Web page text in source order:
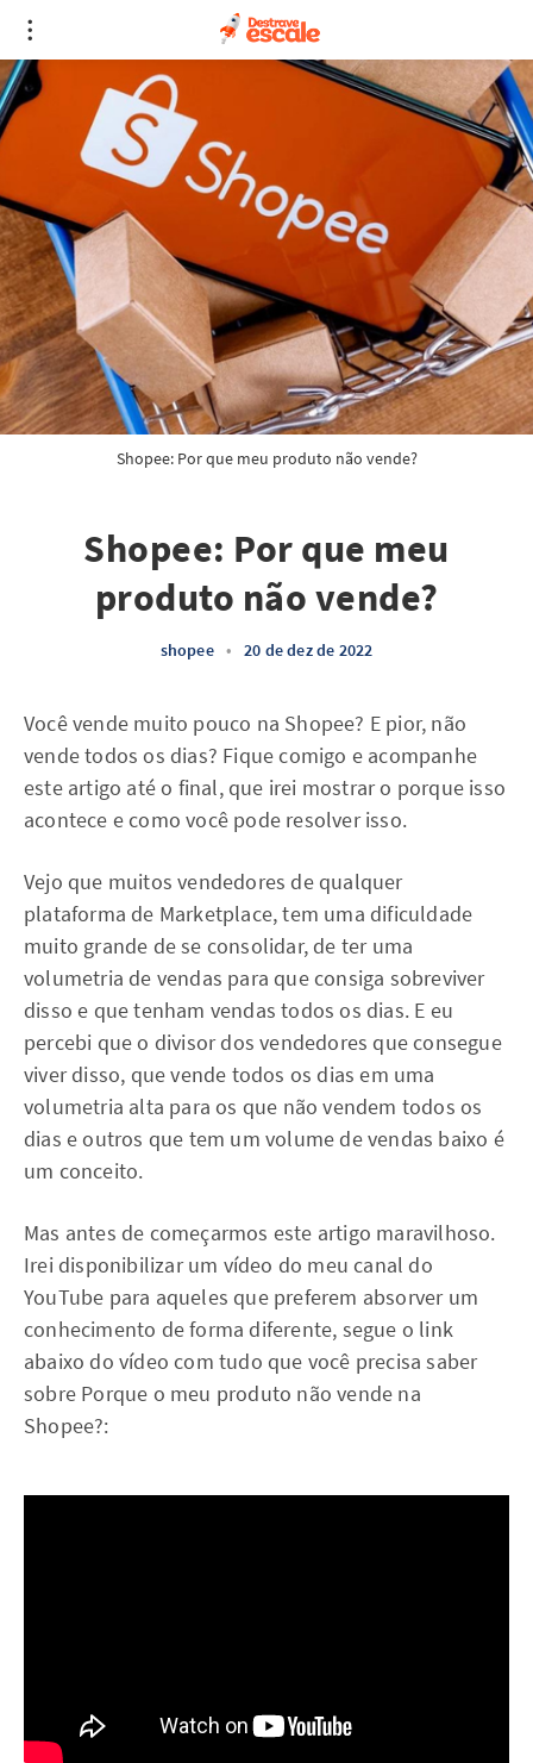
Shopee: Por que meu produto não vende?
Shopee: Por que meu
produto não vende?
shopee • 20 de dez de 2022
Você vende muito pouco na Shopee? E pior, não
vende todos os dias? Fique comigo e acompanhe
este artigo até o final, que irei mostrar o porque isso
acontece e como você pode resolver isso.
Vejo que muitos vendedores de qualquer
plataforma de Marketplace, tem uma dificuldade
muito grande de se consolidar, de ter uma
volumetria de vendas para que consiga sobreviver
disso e que tenham vendas todos os dias. E eu
percebi que o divisor dos vendedores que consegue
viver disso, que vende todos os dias em uma
volumetria alta para os que não vendem todos os
dias e outros que tem um volume de vendas baixo é
um conceito.
Mas antes de começarmos este artigo maravilhoso.
Irei disponibilizar um vídeo do meu canal do
YouTube para aqueles que preferem absorver um
conhecimento de forma diferente, segue o link
abaixo do vídeo com tudo que você precisa saber
sobre Porque o meu produto não vende na
Shopee?: